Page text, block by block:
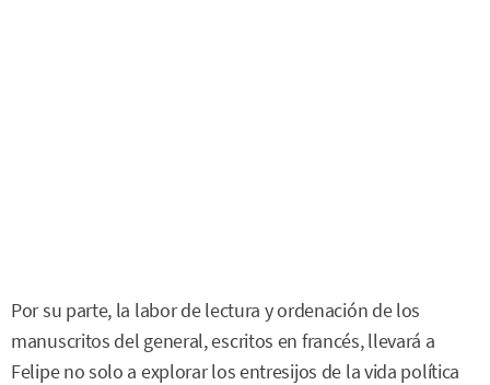
Por su parte, la labor de lectura y ordenación de los
manuscritos del general, escritos en francés, llevará a
Felipe no solo a explorar los entresijos de la vida política